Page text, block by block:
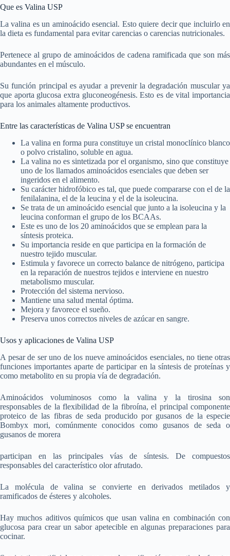
Que es Valina USP
La valina es un aminoácido esencial. Esto quiere decir que incluirlo en
la dieta es fundamental para evitar carencias o carencias nutricionales.
Pertenece al grupo de aminoácidos de cadena ramificada que son más
abundantes en el músculo.
Su función principal es ayudar a prevenir la degradación muscular ya
que aporta glucosa extra gluconeogénesis. Esto es de vital importancia
para los animales altamente productivos.
Entre las características de Valina USP se encuentran
La valina en forma pura constituye un cristal monoclínico blanco
o polvo cristalino, soluble en agua.
La valina no es sintetizada por el organismo, sino que constituye
uno de los llamados aminoácidos esenciales que deben ser
ingeridos en el alimento.
Su carácter hidrofóbico es tal, que puede compararse con el de la
fenilalanina, el de la leucina y el de la isoleucina.
Se trata de un aminoácido esencial que junto a la isoleucina y la
leucina conforman el grupo de los BCAAs.
Este es uno de los 20 aminoácidos que se emplean para la
síntesis proteica.
Su importancia reside en que participa en la formación de
nuestro tejido muscular.
Estimula y favorece un correcto balance de nitrógeno, participa
en la reparación de nuestros tejidos e interviene en nuestro
metabolismo muscular.
Protección del sistema nervioso.
Mantiene una salud mental óptima.
Mejora y favorece el sueño.
Preserva unos correctos niveles de azúcar en sangre.
Usos y aplicaciones de Valina USP
A pesar de ser uno de los nueve aminoácidos esenciales, no tiene otras
funciones importantes aparte de participar en la síntesis de proteínas y
como metabolito en su propia vía de degradación.
Aminoácidos voluminosos como la valina y la tirosina son
responsables de la flexibilidad de la fibroína, el principal componente
proteico de las fibras de seda producido por gusanos de la especie
Bombyx mori, comúnmente conocidos como gusanos de seda o
gusanos de morera
participan en las principales vías de síntesis. De compuestos
responsables del característico olor afrutado.
La molécula de valina se convierte en derivados metilados y
ramificados de ésteres y alcoholes.
Hay muchos aditivos químicos que usan valina en combinación con
glucosa para crear un sabor apetecible en algunas preparaciones para
cocinar.